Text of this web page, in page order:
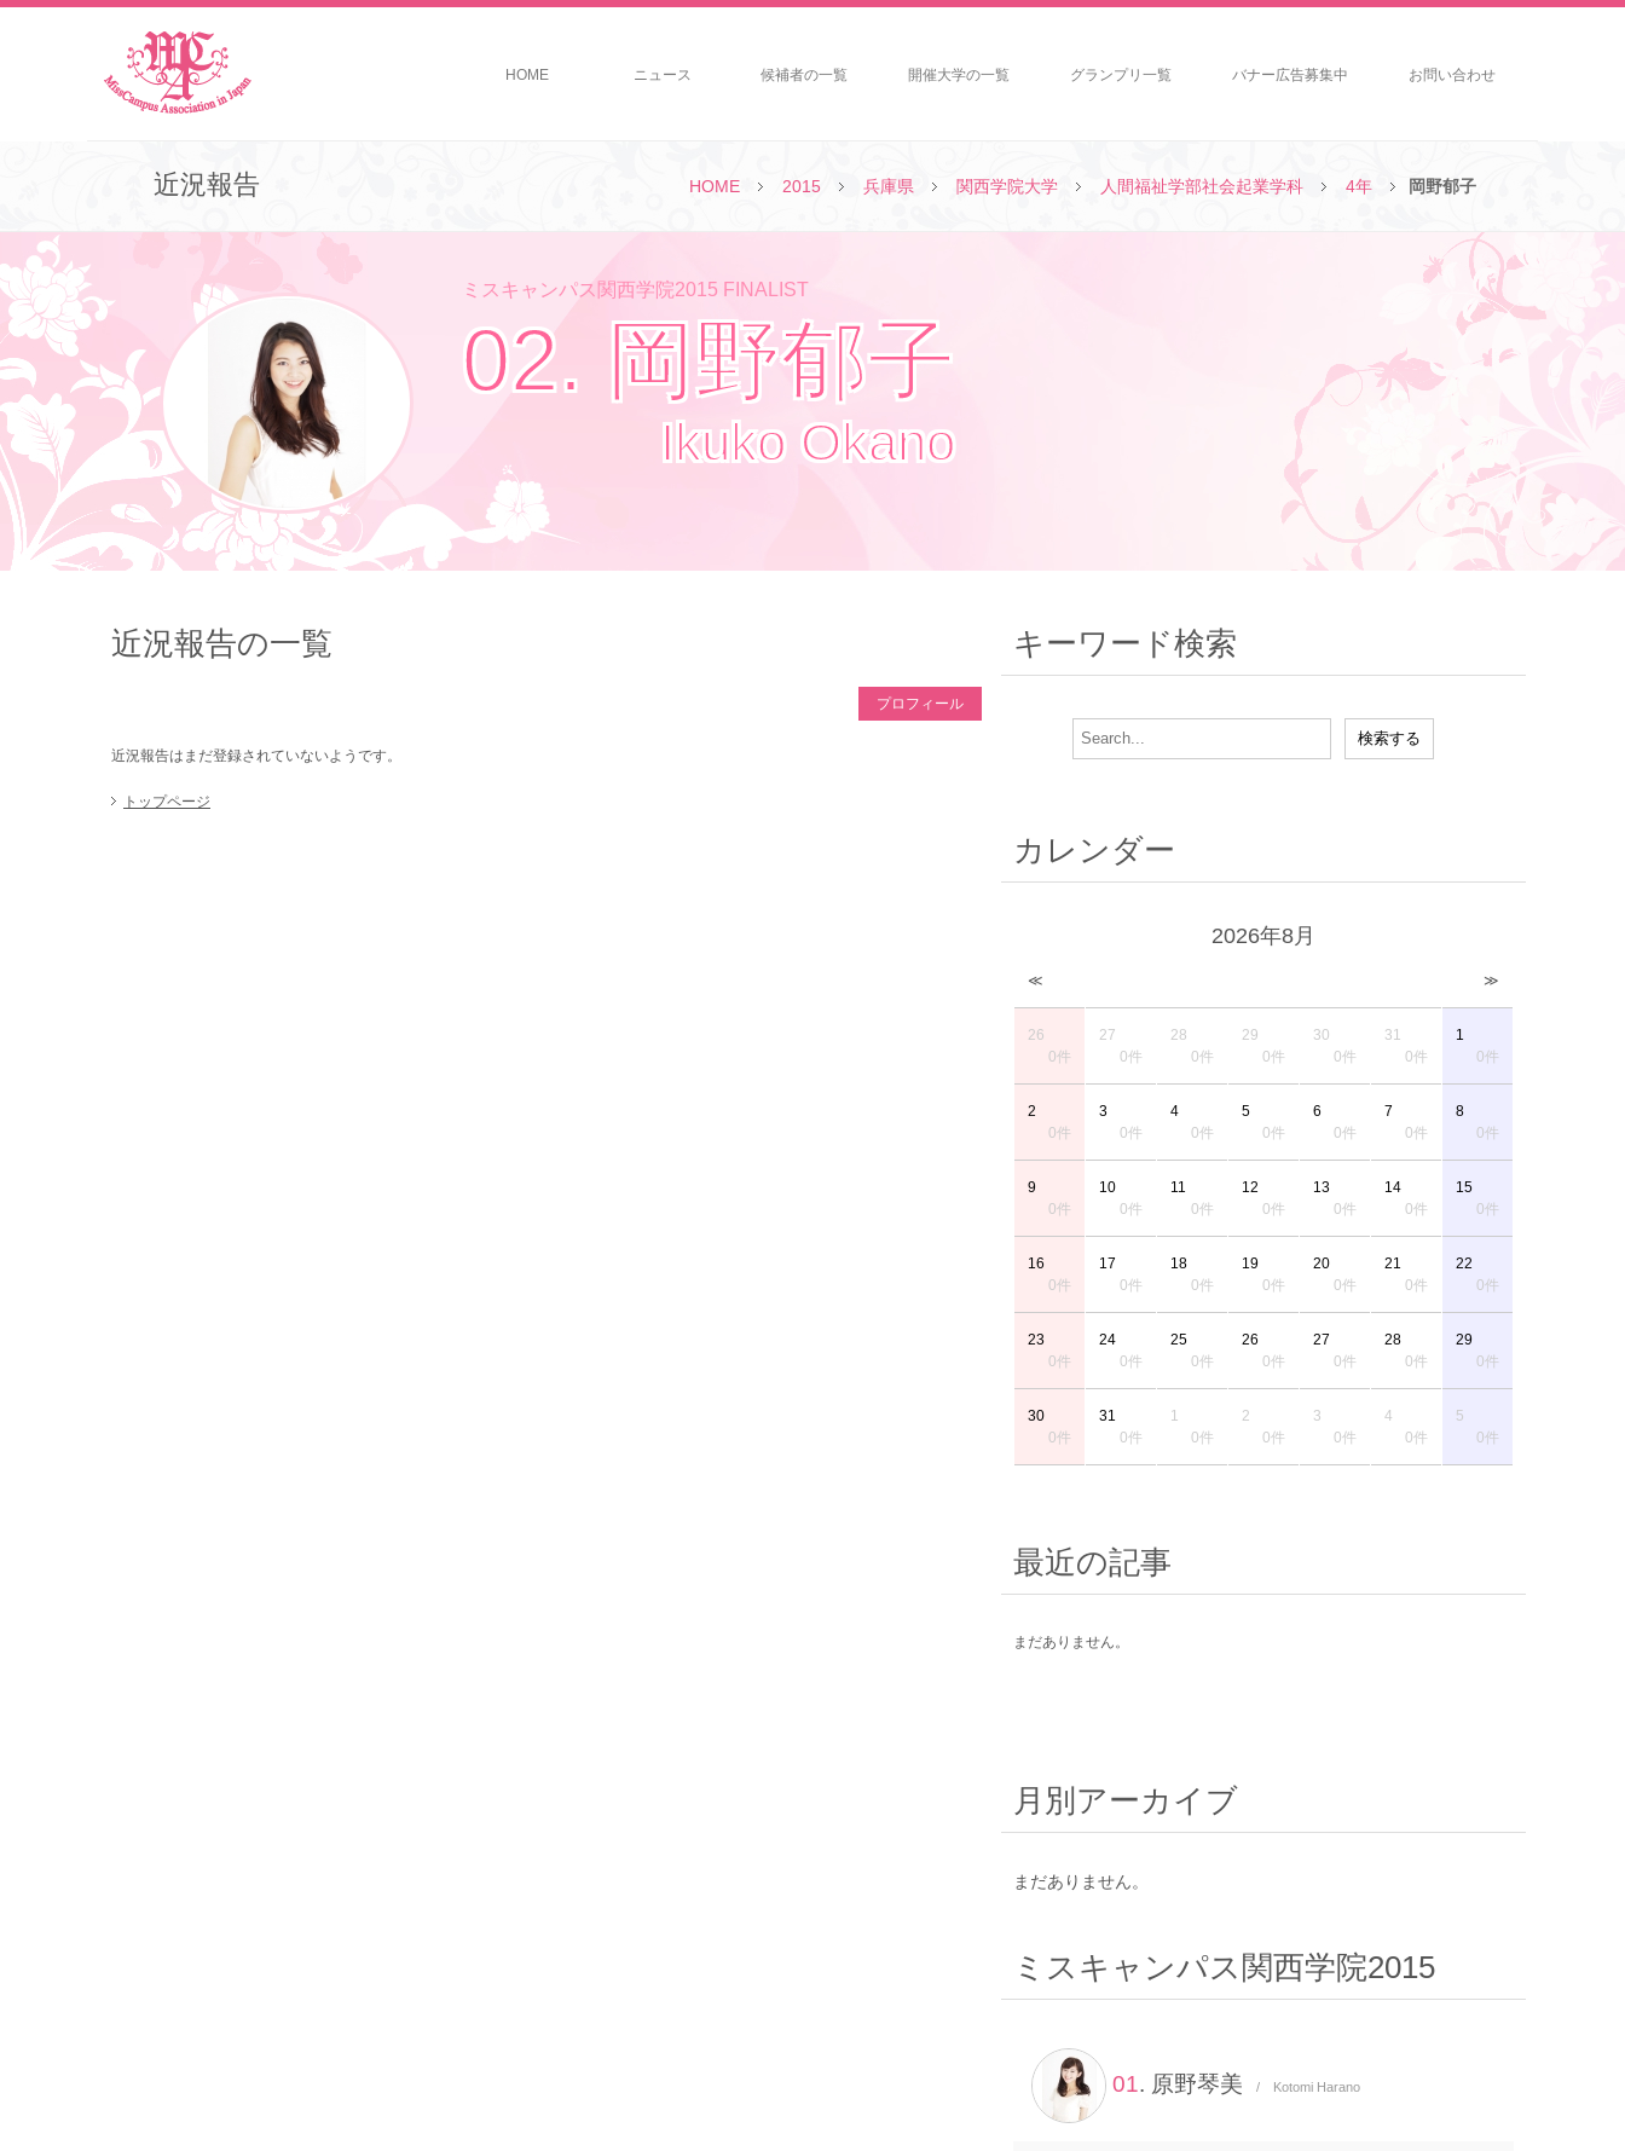
HOME ニュース 候補者の一覧 開催大学の一覧 グランプリ一覧 バナー広告募集中 お問い合わせ
HOME 2015 兵庫県 関西学院大学 人間福祉学部社会起業学科 4年 岡野郁子
近況報告
ミスキャンパス関西学院2015 FINALIST
02. 岡野郁子
Ikuko Okano
近況報告の一覧
プロフィール
近況報告はまだ登録されていないようです。
トップページ
キーワード検索
カレンダー
2026年8月
≪ ≫
26
0件
27
0件
28
0件
29
0件
30
0件
31
0件
1
0件
2
0件
3
0件
4
0件
5
0件
6
0件
7
0件
8
0件
9
0件
10
0件
11
0件
12
0件
13
0件
14
0件
15
0件
16
0件
17
0件
18
0件
19
0件
20
0件
21
0件
22
0件
23
0件
24
0件
25
0件
26
0件
27
0件
28
0件
29
0件
30
0件
31
0件
1
0件
2
0件
3
0件
4
0件
5
0件
最近の記事
まだありません。
月別アーカイブ
まだありません。
ミスキャンパス関西学院2015
01. 原野琴美 / Kotomi Harano